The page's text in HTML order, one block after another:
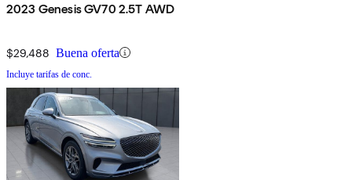
2023 Genesis GV70 2.5T AWD
$29,488 Buena oferta
Incluye tarifas de conc.